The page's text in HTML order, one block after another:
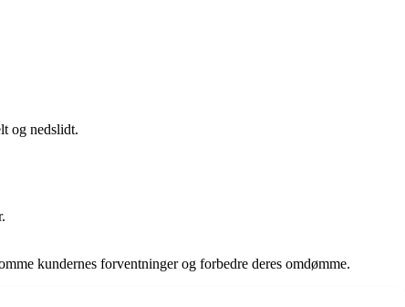
og nedslidt.
kundernes forventninger og forbedre deres omdømme.